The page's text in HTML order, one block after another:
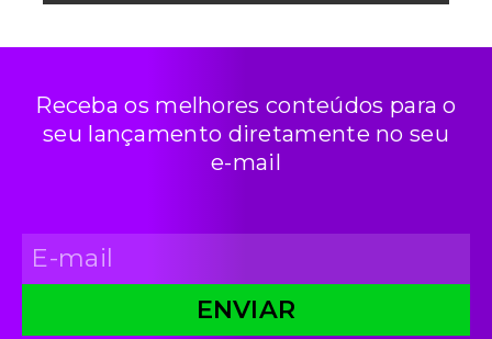
Receba os melhores conteúdos para o
seu lançamento diretamente no seu
e-mail
ENVIAR